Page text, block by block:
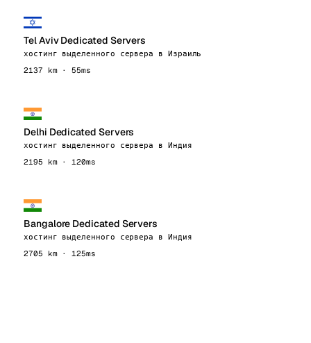
Tel Aviv Dedicated Servers
хостинг выделенного сервера в Израиль
2137 km · 55ms
Delhi Dedicated Servers
хостинг выделенного сервера в Индия
2195 km · 120ms
Bangalore Dedicated Servers
хостинг выделенного сервера в Индия
2705 km · 125ms